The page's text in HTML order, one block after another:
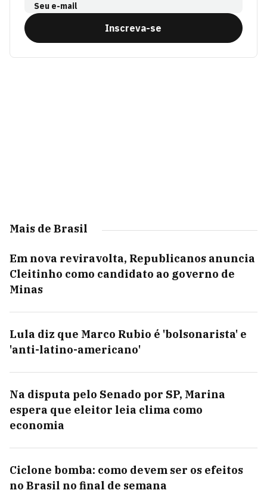
Seu e-mail
Inscreva-se
Mais de Brasil
Em nova reviravolta, Republicanos anuncia
Cleitinho como candidato ao governo de
Minas
Lula diz que Marco Rubio é 'bolsonarista' e
'anti-latino-americano'
Na disputa pelo Senado por SP, Marina
espera que eleitor leia clima como
economia
Ciclone bomba: como devem ser os efeitos
no Brasil no final de semana